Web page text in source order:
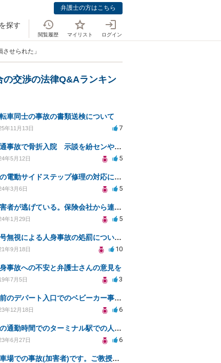
弁護士の方はこちら
探す
閲覧履歴 マイリスト ログイン
せられた」
の交渉の法律Q&Aランキン
車同士の事故の書類送検について
年11月13日 7
交通事故で骨折入院 示談を紛センや弁センに頼むのと弁護士に頼むのはどちらがいいのか
年5月12日 5
車の電動サイドステップ修理の対応について
年3月6日 5
加害者が逃げている。保険会社から連絡がない。
年1月29日 5
信号無視による人身事故の処罰について教えてください。
年9月18日 10
事故への不安と弁護士さんの意見を
年7月5日 3
駅前のデパート入口でのベビーカー事故における弁償義務について
年12月18日 6
朝の通勤時間でのターミナル駅での人同士の接触事故
年6月27日 6
駐車場での事故(加害者)です。ご教授願います。